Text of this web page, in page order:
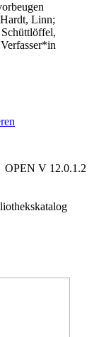
Hardt, Linn;
Schüttlöffel,
OPEN V 12.0.1.2